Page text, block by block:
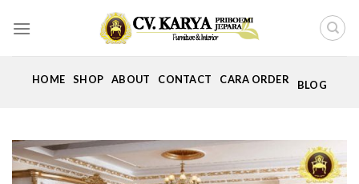
HOME SHOP ABOUT CONTACT CARA ORDER BLOG